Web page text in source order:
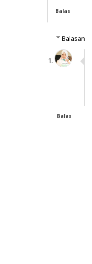
Balas
Balasan
Balas